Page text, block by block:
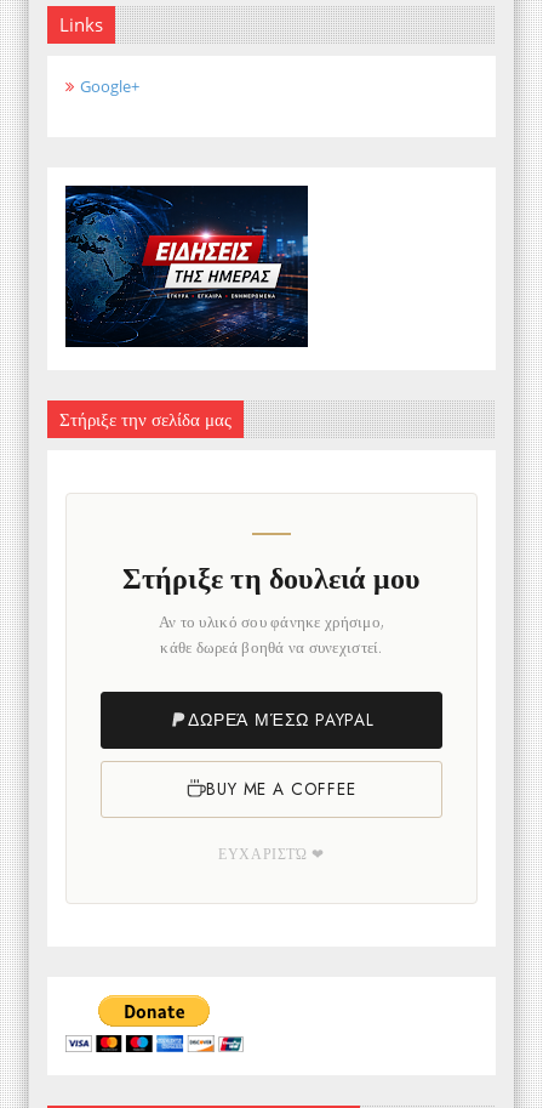
Links
Google+
Στήριξε την σελίδα μας
Στήριξε τη δουλειά μου
Αν το υλικό σου φάνηκε χρήσιμο,
κάθε δωρεά βοηθά να συνεχιστεί.
ΔΩΡΕΆ ΜΈΣΩ PAYPAL
BUY ME A COFFEE
ΕΥΧΑΡΙΣΤΏ ❤